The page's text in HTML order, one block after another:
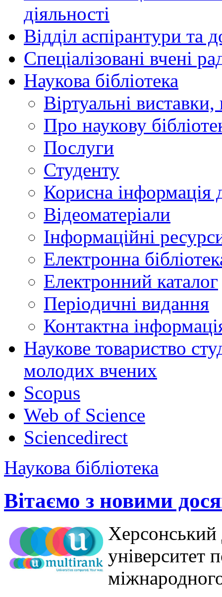
діяльності
Відділ аспірантури та
Спеціалізовані вчені
Наукова бібліотека
Віртуальні виставки,
Про наукову
Послуги
Студенту
Корисна інформація
Відеоматеріали
Інформаційні
Електронна
Електронний каталог
Періодичні видання
Контактна
Наукове товариство
молодих вчених
Scopus
Web of Science
Sciencedirect
Наукова бібліотека
Вітаємо з новими
університет